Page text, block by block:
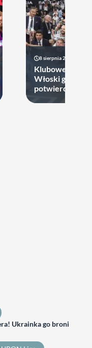
8 sierpnia 2026 21:46
Klubowe
Włoski gigant
potwierdził
Ukrainka go broni